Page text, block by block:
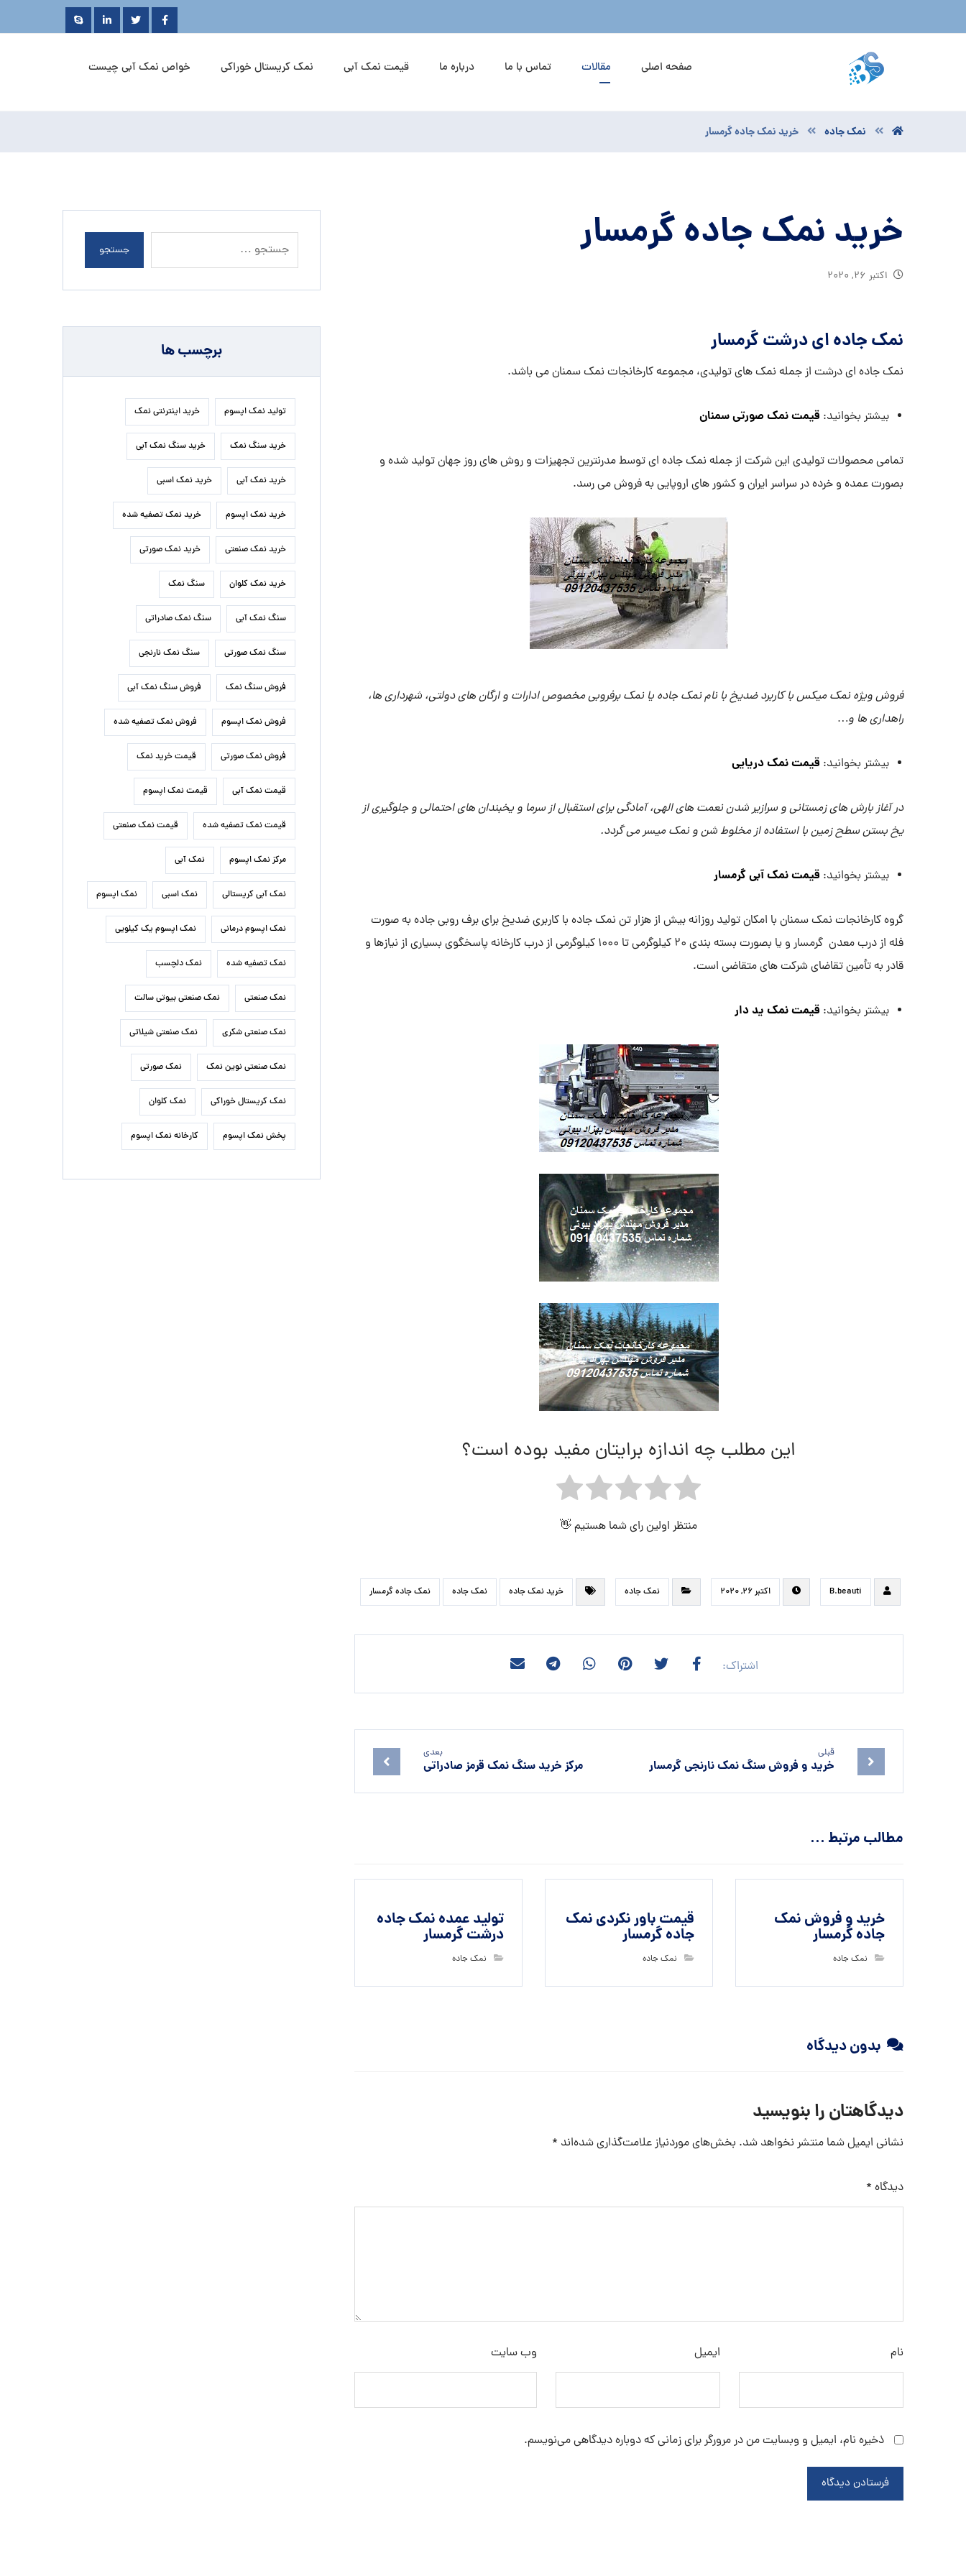
صفحه اصلی مقالات تماس با ما درباره ما قیمت نمک آبی نمک کریستال خوراکی خواص نمک آبی چیست
نمک جاده خرید نمک جاده گرمسار
خرید نمک جاده گرمسار
اکتبر ۲۶, ۲۰۲۰
نمک جاده ای درشت گرمسار
نمک جاده ای درشت از جمله نمک های تولیدی، مجموعه کارخانجات نمک سمنان می باشد.
بیشتر بخوانید: قیمت نمک صورتی سمنان
تمامی محصولات تولیدی این شرکت از جمله نمک جاده ای توسط مدرنترین تجهیزات و روش های روز جهان تولید شده و
بصورت عمده و خرده در سراسر ایران و کشور های اروپایی به فروش می رسد.
فروش ویژه نمک میکس با کاربرد ضدیخ با نام نمک جاده یا نمک برفروبی مخصوص ادارات و ارگان های دولتی، شهرداری ها،
راهداری ها و…
بیشتر بخوانید: قیمت نمک دریایی
در آغاز بارش های زمستانی و سرازیر شدن نعمت های الهی، آمادگی برای استقبال از سرما و یخبندان های احتمالی و جلوگیری از
یخ بستن سطح زمین با استفاده از مخلوط شن و نمک میسر می گردد.
بیشتر بخوانید: قیمت نمک آبی گرمسار
گروه کارخانجات نمک سمنان با امکان تولید روزانه بیش از هزار تن نمک جاده با کاربری ضدیخ برای برف روبی جاده به صورت
فله از درب معدن گرمسار و یا بصورت بسته بندی ۲۰ کیلوگرمی تا ۱۰۰۰ کیلوگرمی از درب کارخانه پاسخگوی بسیاری از نیازها و
قادر به تأمین تقاضای شرکت های متقاضی است.
بیشتر بخوانید: قیمت نمک ید دار
این مطلب چه اندازه برایتان مفید بوده است؟
منتظر اولین رای شما هستیم 👋
B.beauti اکتبر ۲۶, ۲۰۲۰ نمک جاده خرید نمک جاده نمک جاده نمک جاده گرمسار
قبلی
خرید و فروش سنگ نمک نارنجی گرمسار
بعدی
مرکز خرید سنگ نمک قرمز صادراتی
مطالب مرتبط ...
خرید و فروش نمک
جاده گرمسار
نمک جاده
قیمت باور نکردی نمک
جاده گرمسار
نمک جاده
تولید عمده نمک جاده
درشت گرمسار
نمک جاده
بدون دیدگاه
دیدگاهتان را بنویسید
نشانی ایمیل شما منتشر نخواهد شد. بخش‌های موردنیاز علامت‌گذاری شده‌اند *
دیدگاه *
نام ایمیل وب‌ سایت
ذخیره نام، ایمیل و وبسایت من در مرورگر برای زمانی که دوباره دیدگاهی می‌نویسم.
فرستادن دیدگاه
جستجو
برچسب ها
تولید نمک اپسوم خرید اینترنتی نمک
خرید سنگ نمک خرید سنگ نمک آبی
خرید نمک آبی خرید نمک اسبی
خرید نمک اپسوم خرید نمک تصفیه شده
خرید نمک صنعتی خرید نمک صورتی
خرید نمک کلوان سنگ نمک
سنگ نمک آبی سنگ نمک صادراتی
سنگ نمک صورتی سنگ نمک نارنجی
فروش سنگ نمک فروش سنگ نمک آبی
فروش نمک اپسوم فروش نمک تصفیه شده
فروش نمک صورتی قیمت خرید نمک
قیمت نمک آبی قیمت نمک اپسوم
قیمت نمک تصفیه شده قیمت نمک صنعتی
مرکز نمک اپسوم نمک آبی
نمک آبی کریستالی نمک اسبی نمک اپسوم
نمک اپسوم درمانی نمک اپسوم یک کیلویی
نمک تصفیه شده نمک دلچسب
نمک صنعتی نمک صنعتی بیوتی سالت
نمک صنعتی شکری نمک صنعتی شیلاتی
نمک صنعتی نوین نمک نمک صورتی
نمک کریستال خوراکی نمک کلوان
پخش نمک اپسوم کارخانه نمک اپسوم